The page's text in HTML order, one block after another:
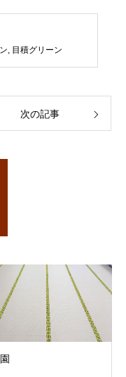
, 目積グリーン
次の記事